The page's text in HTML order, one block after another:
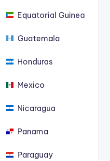
Equatorial Guinea
Guatemala
Honduras
Mexico
Nicaragua
Panama
Paraguay